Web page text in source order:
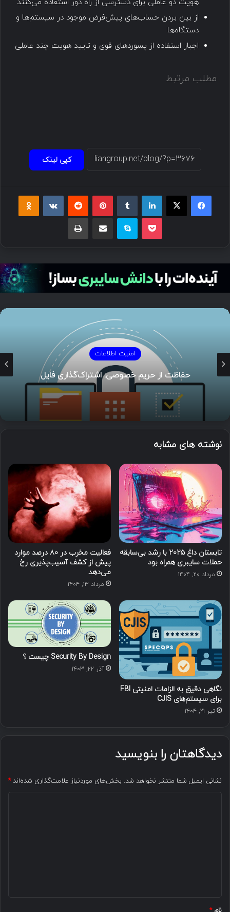
هویت دو عاملی برای دسترسی از راه دور استفاده می‌کنند
از بین بردن حساب‌های پیش‌فرض موجود در سیستم‌ها و
دستگاه‌ها
اجبار استفاده از پسوردهای قوی و تایید هویت چند عاملی
مطلب مرتبط
کپی لینک
امنیت اطلاعات
تهدیدات امنیتی پیاده‌سازی Generative AI
نوشته های مشابه
تابستان داغ ۲۰۲۵ با رشد بی‌سابقه
حملات سایبری همراه بود
مرداد ۲۰, ۱۴۰۴
فعالیت مخرب در ۸۰ درصد موارد
پیش از کشف آسیب‌پذیری‌ رخ
می‌دهد
مرداد ۱۳, ۱۴۰۴
نگاهی دقیق به الزامات امنیتی FBI
برای سیستم‌های CJIS
تیر ۲۱, ۱۴۰۴
Security By Design چیست ؟
آذر ۲۲, ۱۴۰۳
دیدگاهتان را بنویسید
نشانی ایمیل شما منتشر نخواهد شد. بخش‌های موردنیاز علامت‌گذاری شده‌اند*